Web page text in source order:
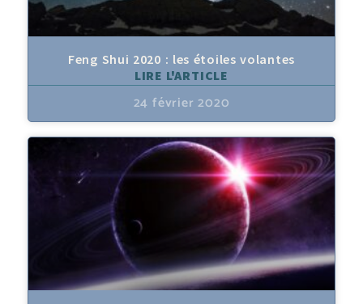
Feng Shui 2020 : les étoiles volantes
LIRE L'ARTICLE
24 février 2020